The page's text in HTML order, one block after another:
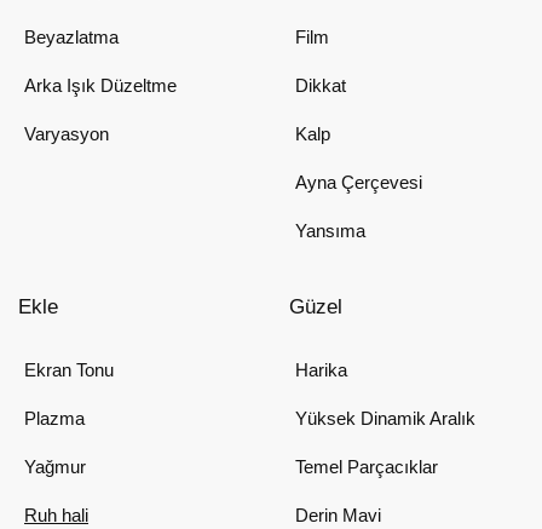
Beyazlatma
Arka Işık Düzeltme
Varyasyon
Film
Dikkat
Kalp
Ayna Çerçevesi
Yansıma
Ekle
Ekran Tonu
Plazma
Yağmur
Ruh hali
Güzel
Harika
Yüksek Dinamik Aralık
Temel Parçacıklar
Derin Mavi